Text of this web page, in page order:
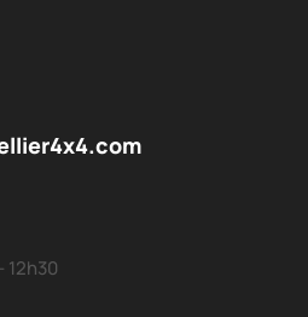
12h30